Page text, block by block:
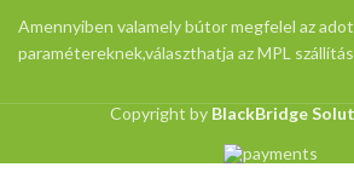
Amennyiben valamely bútor megfelel az
paramétereknek,választhatja az MPL
Copyright by BlackBridge